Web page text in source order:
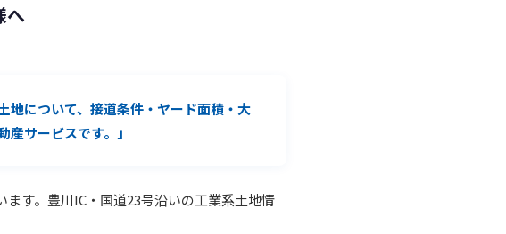
へ
地について、接道条件・ヤード面積・大
サービスです。」
す。豊川IC・国道23号沿いの工業系土地情